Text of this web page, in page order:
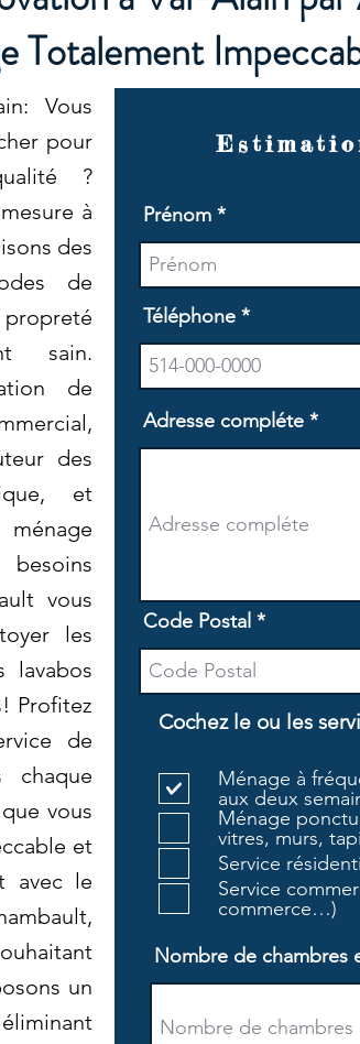
Totalement
Vous
pour
?
à
des
de
sain.
de
des
et
vous
les
lavabos
Profitez
de
chaque
vous
et
avec le
un
Prénom
Téléphone
Adresse compléte
Code Postal
Cochez le ou les
Ménage à
aux deux
Ménage
vitres, murs,
Service
Service
commerce…)
Nombre de chambres